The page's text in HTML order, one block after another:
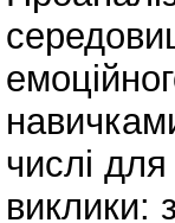
числі
виклики: